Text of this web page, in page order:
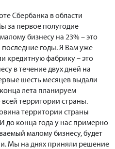
Сбербанка в области
за первое полугодие
бизнесу на 23% – это
годы. Я Вам уже
кредитную фабрику – это
в течение двух дней на
шесть месяцев выдали
лета планируем
всей территории страны.
территории страны
до конца года у нас примерно
малому бизнесу, будет
Мы на днях приняли решение